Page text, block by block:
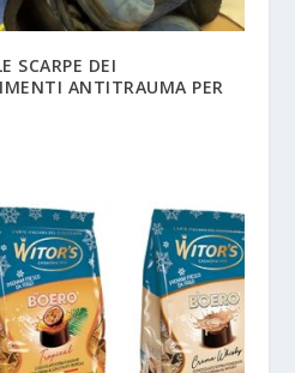
SCARPE DEI
ANTITRAUMA PER